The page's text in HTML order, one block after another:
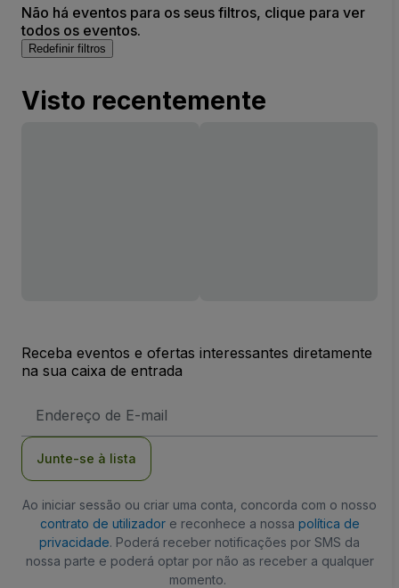
Não há eventos para os seus filtros, clique para ver
todos os eventos.
Redefinir filtros
Visto recentemente
Receba eventos e ofertas interessantes diretamente
na sua caixa de entrada
de
Junte-se à lista
Ao iniciar sessão ou criar uma conta, concorda com o nosso
contrato de utilizadore reconhece a nossa política de
privacidade. Poderá receber notificações por SMS da
nossa parte e poderá optar por não as receber a qualquer
momento.